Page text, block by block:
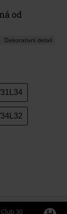
od
Dekorativní detail
30